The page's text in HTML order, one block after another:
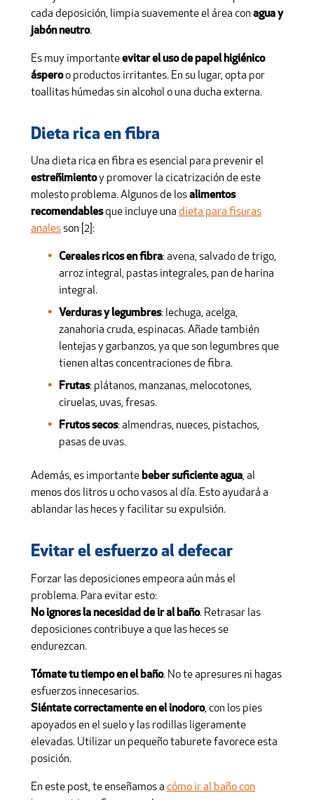
cada deposición, limpia suavemente el área con agua y
jabón neutro.
Es muy importanteevitar el uso de papel higiénico
ásperoo productos irritantes. En su lugar, opta por
toallitas húmedas sin alcohol o una ducha externa.
Dieta rica en fibra
Una dieta rica en fibra es esencial para prevenir el
estreñimientoy promover la cicatrización de este
molesto problema. Algunos de losalimentos
recomendablesque incluye una dieta para fisuras
analesson [2]:
Cereales ricos en fibra: avena, salvado de trigo,
arroz integral, pastas integrales, pan de harina
integral.
Verduras y legumbres: lechuga, acelga,
zanahoria cruda, espinacas. Añade también
lentejas y garbanzos, ya que son legumbres que
tienen altas concentraciones de fibra.
Frutas: plátanos, manzanas, melocotones,
ciruelas, uvas, fresas.
Frutos secos: almendras, nueces, pistachos,
pasas de uvas.
Además, es importantebeber suficiente agua, al
menos dos litros u ocho vasos al día. Esto ayudará a
ablandar las heces y facilitar su expulsión.
Evitar el esfuerzo al defecar
Forzar las deposiciones empeora aún más el
problema. Para evitar esto:
No ignores la necesidad de ir al baño. Retrasar las
deposiciones contribuye a que las heces se
endurezcan.
Tómate tu tiempo en el baño. No te apresures ni hagas
esfuerzos innecesarios.
Siéntate correctamente en el inodoro, con los pies
apoyados en el suelo y las rodillas ligeramente
elevadas. Utilizar un pequeño taburete favorece esta
posición.
En este post, te enseñamos a cómo ir al baño con